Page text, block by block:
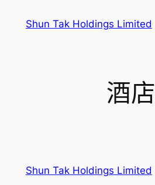
Shun Tak Holdings Limited
酒店
Shun Tak Holdings Limited